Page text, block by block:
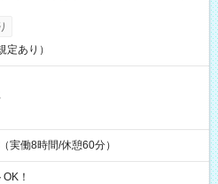
定あり）
実働8時間/休憩60分）
！